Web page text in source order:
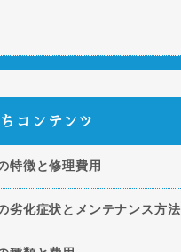
コンテンツ
特徴と修理費用
劣化症状とメンテナンス方法